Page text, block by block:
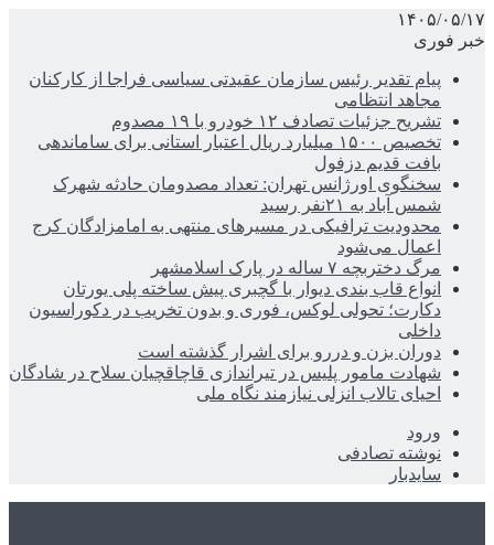
۱۴۰۵/۰۵/۱۷
خبر فوری
پیام تقدیر رئیس سازمان عقیدتی سیاسی فراجا از کارکنان
مجاهد انتظامی
تشریح جزئیات تصادف ۱۲ خودرو با ۱۹ مصدوم
تخصیص ۱۵۰۰ میلیارد ریال اعتبار استانی برای ساماندهی
بافت قدیم دزفول
سخنگوی اورژانس تهران: تعداد مصدومان حادثه شهرک
شمس آباد به ۲۱نفر رسید
محدودیت ترافیکی در مسیرهای منتهی به امامزادگان کرج
اعمال می‌شود
مرگ دختربچه ۷ ساله در پارک اسلامشهر
انواع قاب بندی دیوار با گچبری پیش ساخته پلی یورتان
دکارت؛ تحولی لوکس، فوری و بدون تخریب در دکوراسیون
داخلی
دوران بزن و دررو برای اشرار گذشته است
شهادت مامور پلیس در تیراندازی قاچاقچیان سلاح در شادگان
احیای تالاب انزلی نیازمند نگاه ملی
ورود
نوشته تصادفی
سایدبار